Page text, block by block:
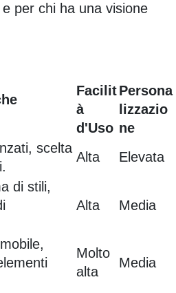
per chi ha una visione
Facilit
à
d'Uso
Persona
lizzazio
ne
scelta
Alta Elevata
di stili,
Alta Media
Molto
alta
Media